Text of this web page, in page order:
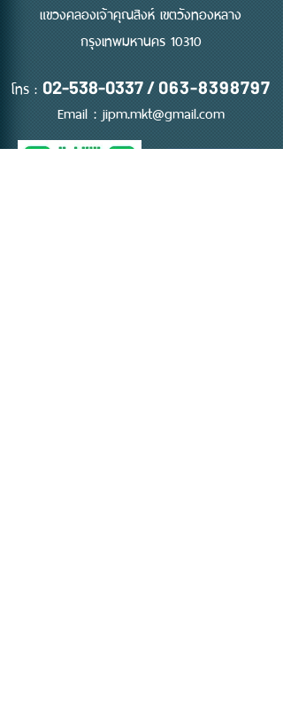
แขวงคลองเจ้าคุณสิงห์ เขตวังทองหลาง
กรุงเทพมหานคร 10310
โทร : 02-538-0337 / 063-8398797
Email : jipm.mkt@gmail.com